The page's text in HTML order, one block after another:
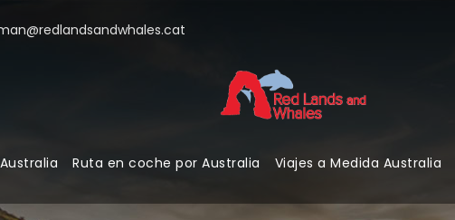
Ruta en coche por Australia Viajes a Medida Australia